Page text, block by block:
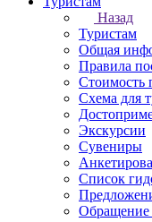
Назад
Туристам
Общая
Правила
Стоимость
Схема для
Экскурсии
Сувениры
Список
Обращение